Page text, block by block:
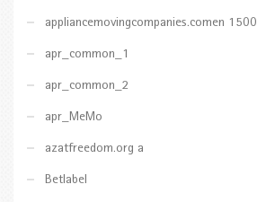
appliancemovingcompanies.comen 1500
apr_common_1
apr_common_2
apr_MeMo
azatfreedom.org a
Betlabel